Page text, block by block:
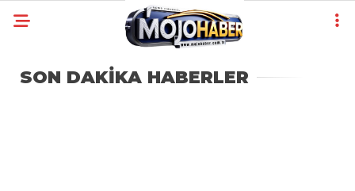
SON DAKİKA HABERLER